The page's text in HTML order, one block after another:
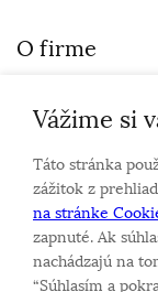
O firme
Personalizovaný
Kontakt
Sme rodinná
a šperkov od
Vážime si
Táto stránka
zážitok z
na stránke
zapnuté. Ak
nachádzajú na
“Súhlasím a